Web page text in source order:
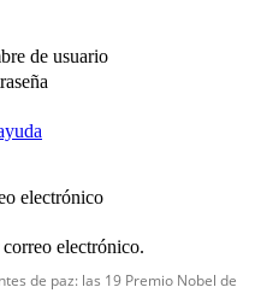
de usuario
electrónico
electrónico.
de paz: las 19 Premio Nobel de